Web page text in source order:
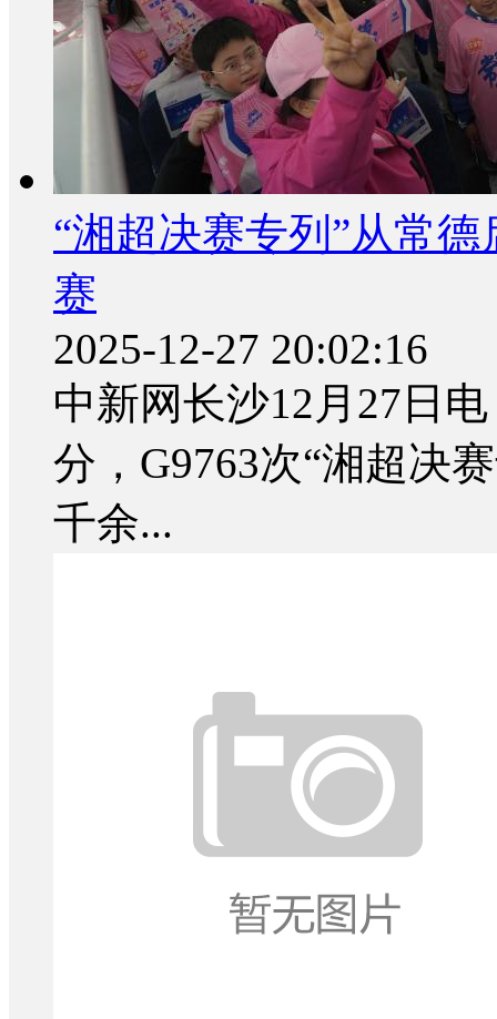
“湘超决赛专列”从常
赛
2025-12-27 20:02:16
中新网长沙12月27日
分，G9763次“湘超决
千余...